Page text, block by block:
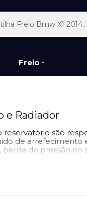
Freio
e Radiador
são
de arrefecimento
perda de pressão
de bolhas
das melhores